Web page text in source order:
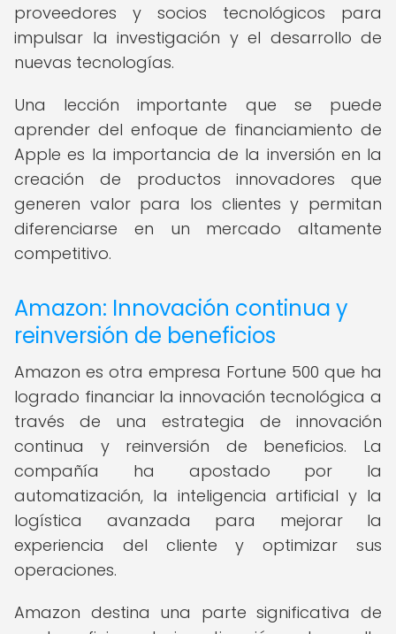
proveedores y socios tecnológicos para
impulsar la investigación y el desarrollo de
nuevas tecnologías.
Una lección importante que se puede
aprender del enfoque de financiamiento de
Apple es la importancia de la inversión en la
creación de productos innovadores que
generen valor para los clientes y permitan
diferenciarse en un mercado altamente
competitivo.
Amazon: Innovación continua y
reinversión de beneficios
Amazon es otra empresa Fortune 500 que ha
logrado financiar la innovación tecnológica a
través de una estrategia de innovación
continua y reinversión de beneficios. La
compañía ha apostado por la
automatización, la inteligencia artificial y la
logística avanzada para mejorar la
experiencia del cliente y optimizar sus
operaciones.
Amazon destina una parte significativa de